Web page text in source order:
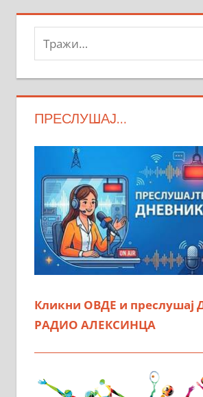
Тражи:
ПРЕСЛУШАЈ…
Кликни ОВДЕ и преслушај
РАДИО АЛЕКСИНЦА